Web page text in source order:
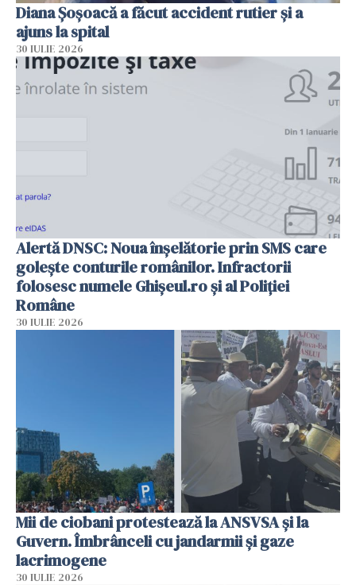
Diana Șoșoacă a făcut accident rutier și a
ajuns la spital
30 IULIE 2026
Alertă DNSC: Noua înșelătorie prin SMS care
golește conturile românilor. Infractorii
folosesc numele Ghișeul.ro și al Poliției
Române
30 IULIE 2026
Mii de ciobani protestează la ANSVSA și la
Guvern. Îmbrânceli cu jandarmii și gaze
lacrimogene
30 IULIE 2026